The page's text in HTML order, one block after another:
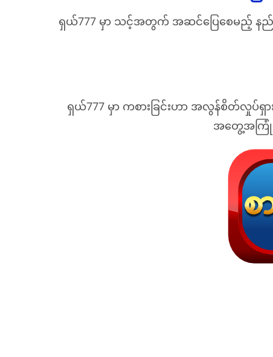
ရှယ်777 မှာ သင့်အတွက် အဆင်ပြေစေမည့် နည်
ရှယ်777 မှာ ကစားခြင်းဟာ အလွန်စိတ်လှု
အတွေ့အကြုံကို